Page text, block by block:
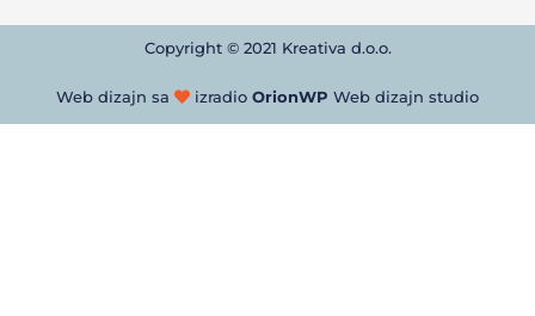
Copyright © 2021 Kreativa d.o.o.
Web dizajn sa izradio OrionWP Web dizajn studio